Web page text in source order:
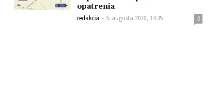
opatrenia
redakcia - 5. augusta 2026, 14:35 0